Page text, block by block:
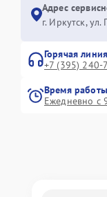
Адрес
г. Иркутск, ул.
Горячая линия
+7 (395) 240-
Время работы
Ежедневно с